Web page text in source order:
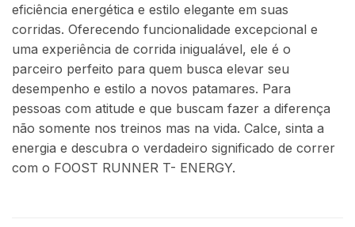
eficiência energética e estilo elegante em suas
corridas. Oferecendo funcionalidade excepcional e
uma experiência de corrida inigualável, ele é o
parceiro perfeito para quem busca elevar seu
desempenho e estilo a novos patamares. Para
pessoas com atitude e que buscam fazer a diferença
não somente nos treinos mas na vida. Calce, sinta a
energia e descubra o verdadeiro significado de correr
com o FOOST RUNNER T- ENERGY.